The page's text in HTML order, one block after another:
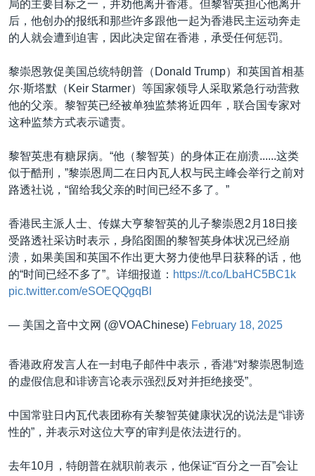
局的主要目标之一，并劝他离开香港。但黎智英担心他离开
后，他创办的报纸和那些许多跟他一起为香港民主运动奔走
的人就会遭到迫害，因此决定留在香港，承受任何惩罚。
黎崇恩敦促美国总统特朗普（Donald Trump）和英国首相基
尔·斯塔默（Keir Starmer）等国家领导人采取紧急行动营救
他的父亲。黎智英已经被单独监禁将近四年，联合国专家对
这种监禁方式表示谴责。
黎智英患有糖尿病。“他（黎智英）的身体正在崩溃......这类
似于酷刑，”黎崇恩周二在日内瓦人权与民主峰会举行之前对
路透社说，“留给我父亲的时间已经不多了。”
香港民主派人士、传媒大亨黎智英的儿子黎崇恩2月18日接
受路透社采访时表示，身陷囹圄的黎智英身体状况已经崩
溃，如果美国和英国不作出更大努力使他早日获释的话，他
的“时间已经不多了”。详细报道： https://t.co/LbaHC5BC1k
pic.twitter.com/eSOEQQgqBl
— 美国之音中文网 (@VOAChinese) February 18, 2025
香港政府发言人在一封电子邮件中表示，香港“对黎崇恩制造
的虚假信息和诽谤言论表示强烈反对并拒绝接受”。
中国常驻日内瓦代表团称有关黎智英健康状况的说法是“诽谤
性的”，并表示对这位大亨的审判是依法进行的。
去年10月，特朗普在就职前表示，他保证“百分之一百”会让